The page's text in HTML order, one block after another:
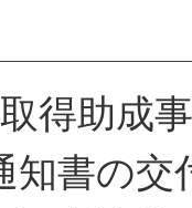
得助成
知書の交